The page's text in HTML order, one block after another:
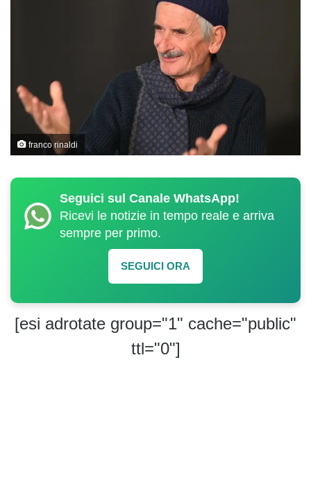
franco rinaldi
Seguici sul Canale WhatsApp!
Ricevi le notizie in tempo reale e arriva
sempre per primo.
SEGUICI ORA
[esi adrotate group="1" cache="public"
ttl="0"]